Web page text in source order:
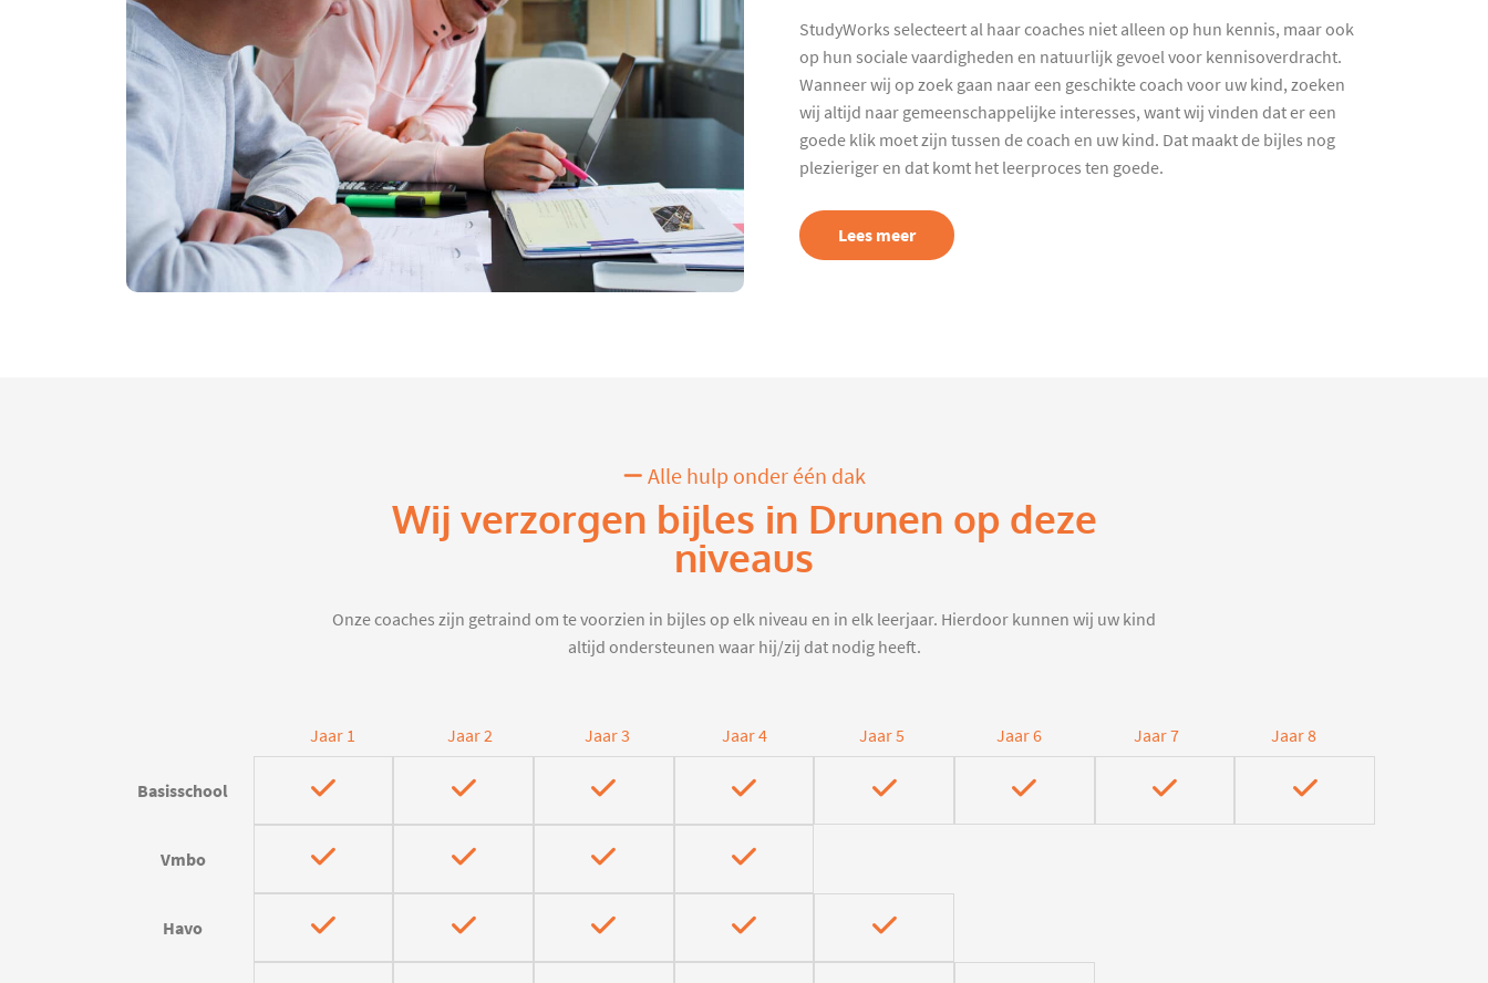
StudyWorks selecteert al haar coaches niet alleen op hun kennis, maar ook
op hun sociale vaardigheden en natuurlijk gevoel voor kennisoverdracht.
Wanneer wij op zoek gaan naar een geschikte coach voor uw kind, zoeken
wij altijd naar gemeenschappelijke interesses, want wij vinden dat er een
goede klik moet zijn tussen de coach en uw kind. Dat maakt de bijles nog
plezieriger en dat komt het leerproces ten goede.
Lees meer
Alle hulp onder één dak
Wij verzorgen bijles in Drunen op deze
niveaus
Onze coaches zijn getraind om te voorzien in bijles op elk niveau en in elk leerjaar. Hierdoor kunnen wij uw kind
altijd ondersteunen waar hij/zij dat nodig heeft.
Jaar 1 Jaar 2 Jaar 3 Jaar 4 Jaar 5 Jaar 6 Jaar 7 Jaar 8
Basisschool
Vmbo
Havo